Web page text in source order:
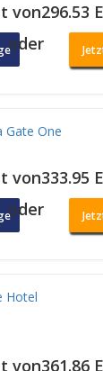
von296.53
oder
Gate One
von333.95
oder
Hotel
von361.86